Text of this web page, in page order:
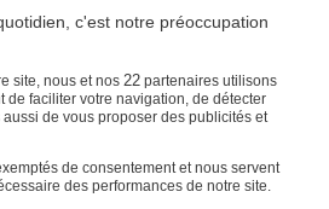
c'est notre préoccupation
site, nous et nos 22partenaires utilisons
de faciliter votre navigation, de détecter
de vous proposer des publicités et
de consentement et nous servent
des performances de notre site.